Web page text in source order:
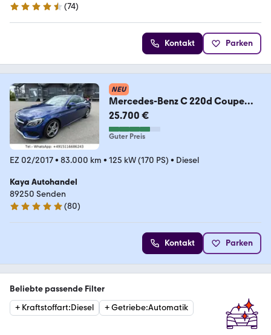
4.7 Sterne
(74)
Kontakt Parken
NEU
Mercedes-Benz C 220d Coupe
AMG-Paket
25.700 €
Guter Preis
EZ 02/2017• 83.000 km • 125 kW (170 PS) • Diesel
Kaya Autohandel
89250 Senden
4.8 Sterne
(80)
Kontakt Parken
Beliebte passende Filter
+ Kraftstoffart:Diesel +Getriebe:Automatik